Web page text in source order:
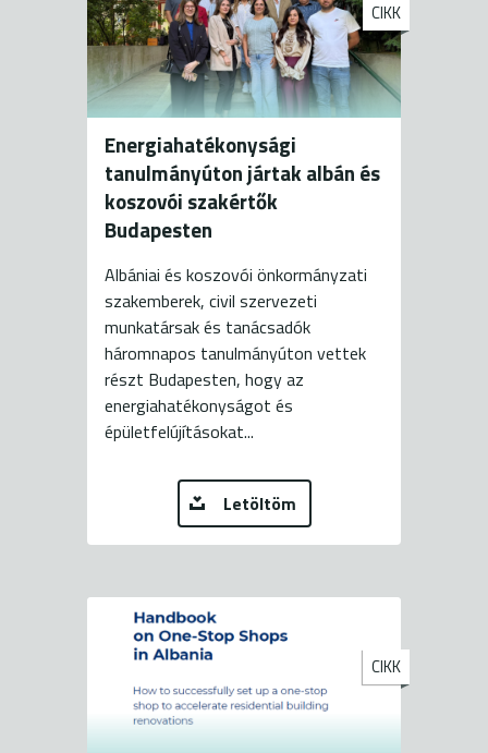
CIKK
Energiahatékonysági
tanulmányúton jártak albán és
koszovói szakértők
Budapesten
Albániai és koszovói önkormányzati
szakemberek, civil szervezeti
munkatársak és tanácsadók
háromnapos tanulmányúton vettek
részt Budapesten, hogy az
energiahatékonyságot és
épületfelújításokat...
Letöltöm
CIKK